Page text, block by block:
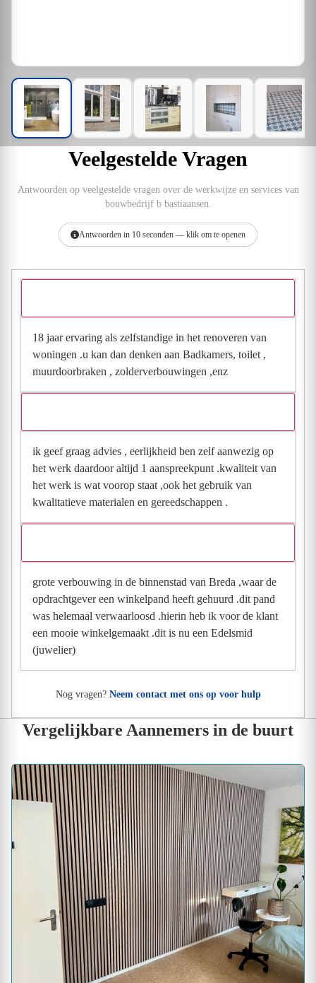
Veelgestelde Vragen
Antwoorden op veelgestelde vragen over de werkwijze en services van
bouwbedrijf b bastiaansen.
Antwoorden in 10 seconden — klik om te openen
18 jaar ervaring als zelfstandige in het renoveren van
woningen .u kan dan denken aan Badkamers, toilet ,
muurdoorbraken , zolderverbouwingen ,enz
ik geef graag advies , eerlijkheid ben zelf aanwezig op
het werk daardoor altijd 1 aanspreekpunt .kwaliteit van
het werk is wat voorop staat ,ook het gebruik van
kwalitatieve materialen en gereedschappen .
grote verbouwing in de binnenstad van Breda ,waar de
opdrachtgever een winkelpand heeft gehuurd .dit pand
was helemaal verwaarloosd .hierin heb ik voor de klant
een mooie winkelgemaakt .dit is nu een Edelsmid
(juwelier)
Nog vragen? Neem contact met ons op voor hulp
Vergelijkbare Aannemers in de buurt